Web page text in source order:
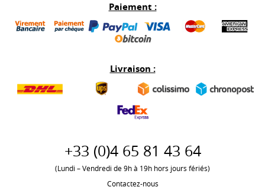
Paiement :
Livraison :
+33 (0)4 65 81 43 64
(Lundi – Vendredi de 9h à 19h hors jours fériés)
Contactez-nous